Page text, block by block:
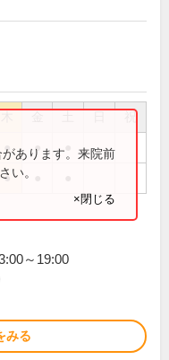
祝
● ●
●
あります。来院前
い。
×閉じる
～19:00
みる